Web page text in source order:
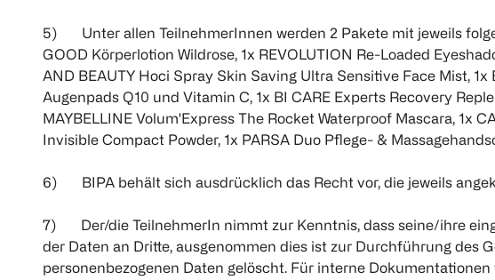
5) Unter allen TeilnehmerInnen werden 2 Pakete mit jeweils
GOOD Körperlotion Wildrose, 1x REVOLUTION Re-Loaded
AND BEAUTY Hoci Spray Skin Saving Ultra Sensitive Face Mist,
Augenpads Q10 und Vitamin C, 1x BI CARE Experts Recovery
MAYBELLINE Volum'Express The Rocket Waterproof Mascara, 1x
Invisible Compact Powder, 1x PARSA Duo Pflege- &
6) BIPA behält sich ausdrücklich das Recht vor, die jeweils
7) Der/die TeilnehmerIn nimmt zur Kenntnis, dass seine/ihre
der Daten an Dritte, ausgenommen dies ist zur Durchführung des
personenbezogenen Daten gelöscht. Für interne